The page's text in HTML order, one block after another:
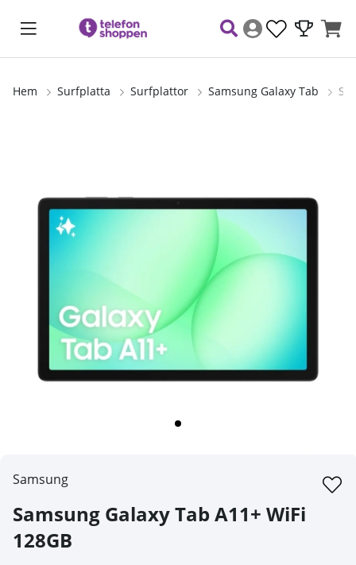
Hem Surfplatta Surfplattor Samsung Galaxy Tab
Samsung
Samsung Galaxy Tab A11+ WiFi
128GB